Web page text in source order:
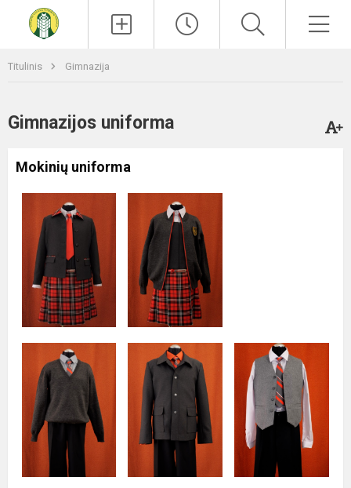
Titulinis Gimnazija
Gimnazijos uniforma
Mokinių uniforma